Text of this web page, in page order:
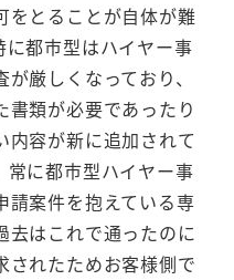
をとることが自体が難
に都市型はハイヤー事
厳しくなっており、
類が必要であったり
内容が新に追加されて
常に都市型ハイヤー事
請案件を抱えている専
去はこれで通ったのに
されたためお客様側で